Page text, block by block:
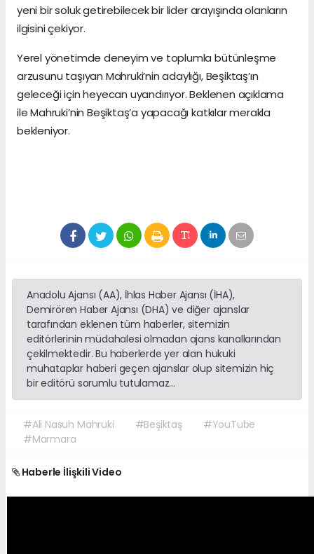
yeni bir soluk getirebilecek bir lider arayışında olanların
ilgisini çekiyor.
Yerel yönetimde deneyim ve toplumla bütünleşme
arzusunu taşıyan Mahruki’nin adaylığı, Beşiktaş’ın
geleceği için heyecan uyandırıyor. Beklenen açıklama
ile Mahruki’nin Beşiktaş’a yapacağı katkılar merakla
bekleniyor.
Anadolu Ajansı (AA), İhlas Haber Ajansı (İHA),
Demirören Haber Ajansı (DHA) ve diğer ajanslar
tarafından eklenen tüm haberler, sitemizin
editörlerinin müdahalesi olmadan ajans kanallarından
çekilmektedir. Bu haberlerde yer alan hukuki
muhataplar haberi geçen ajanslar olup sitemizin hiç
bir editörü sorumlu tutulamaz...
#Ali Nasuh Mahruki #Beşiktaş
#YouTube
#Marmara
Haberle İlişkili Video